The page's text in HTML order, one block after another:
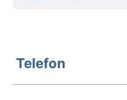
Telefon